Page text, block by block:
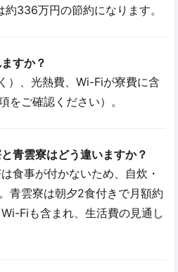
336万円の節約になります。
すか？
）、光熱費、Wi-Fiが寮費に含
をご確認ください）。
青雲寮はどう違いますか？
食事が付かないため、自炊・
青雲寮は朝夕2食付きで月額約
Fiも含まれ、生活費の見通し